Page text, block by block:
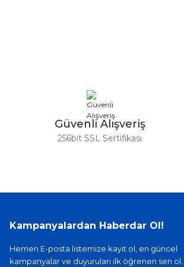
Ürün fiyatı diğer sitelerden daha pahalı.
Bu ürüne benzer farklı alternatifler olmalı.
Güvenli Alışveriş
256bit SSL Sertifikası
Kampanyalardan Haberdar Ol!
Hemen E-posta listemize kayıt ol, en güncel
kampanyalar ve duyuruları ilk öğrenen sen ol.